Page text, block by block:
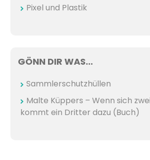
Pixel und Plastik
GÖNN DIR WAS…
Sammlerschutzhüllen
Malte Küppers – Wenn sich
kommt ein Dritter dazu (Buch)